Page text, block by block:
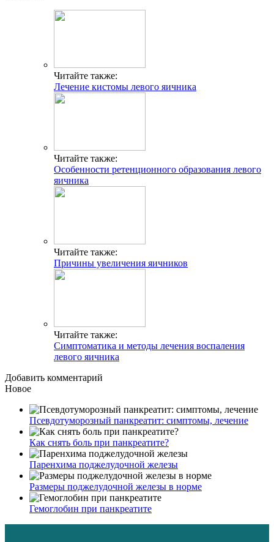
Читайте также:
Лечение кистомы левого яичника
Читайте также:
Особенности ретенционного образования левого
яичника
Читайте также:
Причины увеличения яичников
Читайте также:
Симптоматика и методы лечения воспаления
левого яичника
Добавить комментарий
Новое
Псевдотуморозный панкреатит: симптомы, лечение
Как снять боль при панкреатите?
Паренхима поджелудочной железы
Размеры поджелудочной железы в норме
Гемоглобин при панкреатите